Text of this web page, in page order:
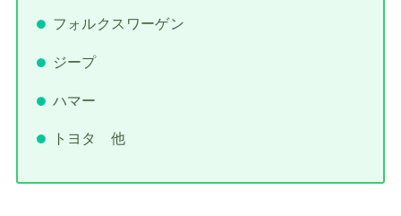
フォルクスワーゲン
ジープ
ハマー
トヨタ 他